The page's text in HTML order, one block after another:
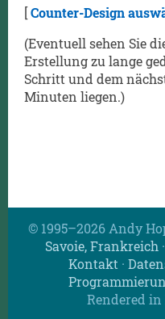
[Counter-Design
(Eventuell sehen Sie
Erstellung zu lange
Schritt und dem
Minuten liegen.)
© 1995–2026 Andy
Savoie, Frankreich
Kontakt ·
Rendered in